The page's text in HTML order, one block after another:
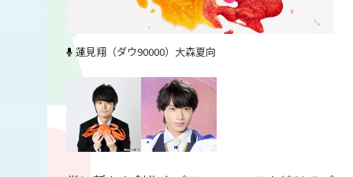
蓮見翔（ダウ90000） 大森夏向